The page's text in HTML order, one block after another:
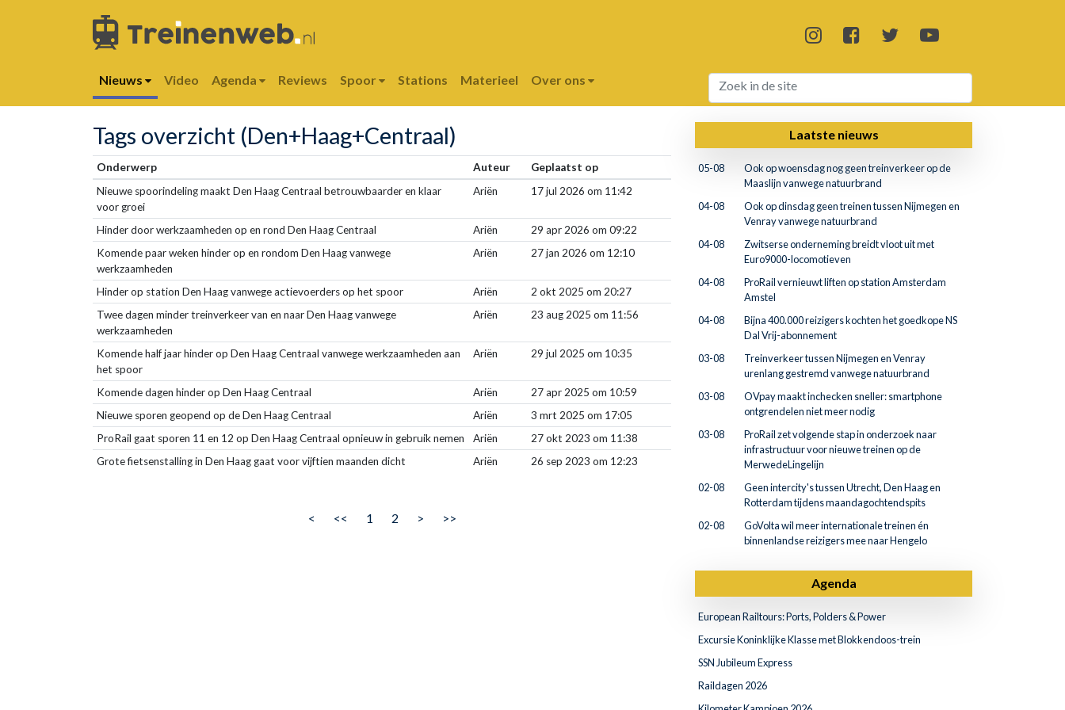
Nieuws Video Agenda Reviews Spoor Stations Materieel Over ons
Tags overzicht (Den+Haag+Centraal)
Onderwerp Auteur
Geplaatst op
Nieuwe spoorindeling maakt Den Haag Centraal betrouwbaarder en klaar
voor groei
Ariën 17 jul 2026 om 11:42
Hinder door werkzaamheden op en rond Den Haag Centraal Ariën
29 apr 2026 om 09:22
Komende paar weken hinder op en rondom Den Haag vanwege
werkzaamheden
Ariën 27 jan 2026 om 12:10
Hinder op station Den Haag vanwege actievoerders op het spoor Ariën
2 okt 2025 om 20:27
Twee dagen minder treinverkeer van en naar Den Haag vanwege
werkzaamheden
Ariën 23 aug 2025 om 11:56
Komende half jaar hinder op Den Haag Centraal vanwege werkzaamheden aan
het spoor
Ariën 29 jul 2025 om 10:35
Komende dagen hinder op Den Haag Centraal Ariën
27 apr 2025 om 10:59
Nieuwe sporen geopend op de Den Haag Centraal
Ariën
3 mrt 2025 om 17:05
ProRail gaat sporen 11 en 12 op Den Haag Centraal opnieuw in gebruik nemen
Ariën
27 okt 2023 om 11:38
Grote fietsenstalling in Den Haag gaat voor vijftien maanden dicht
Ariën 26 sep 2023 om 12:23
< << 1 2 > >>
Laatste nieuws
05-08
Ook op woensdag nog geen treinverkeer op de
Maaslijn vanwege natuurbrand
04-08
Ook op dinsdag geen treinen tussen Nijmegen en
Venray vanwege natuurbrand
04-08
Zwitserse onderneming breidt vloot uit met
Euro9000-locomotieven
04-08
ProRail vernieuwt liften op station Amsterdam
Amstel
04-08
Bijna 400.000 reizigers kochten het goedkope NS
Dal Vrij-abonnement
03-08
Treinverkeer tussen Nijmegen en Venray
urenlang gestremd vanwege natuurbrand
03-08
OVpay maakt inchecken sneller: smartphone
ontgrendelen niet meer nodig
03-08
ProRail zet volgende stap in onderzoek naar
infrastructuur voor nieuwe treinen op de
MerwedeLingelijn
02-08
Geen intercity's tussen Utrecht, Den Haag en
Rotterdam tijdens maandagochtendspits
02-08
GoVolta wil meer internationale treinen én
binnenlandse reizigers mee naar Hengelo
Agenda
European Railtours: Ports, Polders & Power
Excursie Koninklijke Klasse met Blokkendoos-trein
SSN Jubileum Express
Raildagen 2026